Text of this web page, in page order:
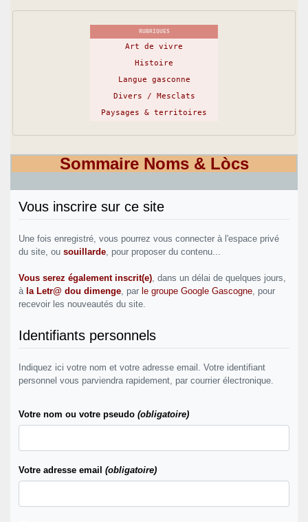
RUBRIQUES
Art de vivre
Histoire
Langue gasconne
Divers / Mesclats
Paysages & territoires
Sommaire Noms & Lòcs
Vous inscrire sur ce site
Une fois enregistré, vous pourrez vous connecter à l'espace privé
du site, ou souillarde , pour proposer du contenu...
Vous serez également inscrit(e), dans un délai de quelques jours,
à la Letr@ dou dimenge, par le groupe Google Gascogne, pour
recevoir les nouveautés du site.
Identifiants personnels
Indiquez ici votre nom et votre adresse email. Votre identifiant
personnel vous parviendra rapidement, par courrier électronique.
Votre nom ou votre pseudo (obligatoire)
Votre adresse email (obligatoire)